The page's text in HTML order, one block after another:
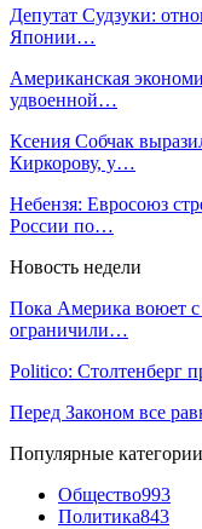
Депутат Судзуки:
Японии…
Американская
удвоенной…
Ксения Собчак
Киркорову, у…
Небензя: Евросоюз
России по…
Новость недели
Пока Америка воюет
ограничили…
Politico: Столтенберг
Перед Законом все
Популярные категории
Общество993
Политика843